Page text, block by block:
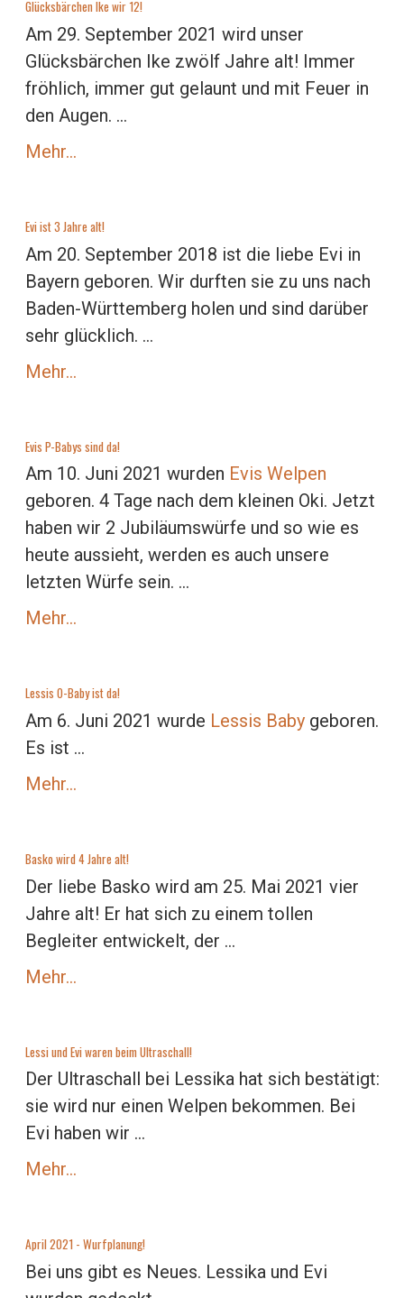
Glücksbärchen Ike wir 12!
Am 29. September 2021 wird unser
Glücksbärchen Ike zwölf Jahre alt! Immer
fröhlich, immer gut gelaunt und mit Feuer in
den Augen. ...
Mehr…
Evi ist 3 Jahre alt!
Am 20. September 2018 ist die liebe Evi in
Bayern geboren. Wir durften sie zu uns nach
Baden-Württemberg holen und sind darüber
sehr glücklich. ...
Mehr…
Evis P-Babys sind da!
Am 10. Juni 2021 wurden Evis Welpen
geboren. 4 Tage nach dem kleinen Oki. Jetzt
haben wir 2 Jubiläumswürfe und so wie es
heute aussieht, werden es auch unsere
letzten Würfe sein. ...
Mehr…
Lessis O-Baby ist da!
Am 6. Juni 2021 wurde Lessis Babygeboren.
Es ist ...
Mehr…
Basko wird 4 Jahre alt!
Der liebe Basko wird am 25. Mai 2021 vier
Jahre alt! Er hat sich zu einem tollen
Begleiter entwickelt, der ...
Mehr…
Lessi und Evi waren beim Ultraschall!
Der Ultraschall bei Lessika hat sich bestätigt:
sie wird nur einen Welpen bekommen. Bei
Evi haben wir ...
Mehr…
April 2021 - Wurfplanung!
Bei uns gibt es Neues. Lessika und Evi